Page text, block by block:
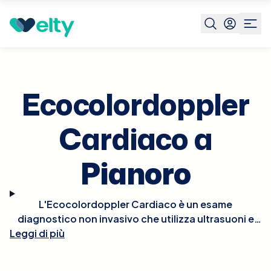
Prenota visita Pianoro
Ecocolordoppler
Cardiaco a
Pianoro
L'Ecocolordoppler Cardiaco è un esame
diagnostico non invasivo che utilizza ultrasuoni e
tecnologia Doppler per visualizzare in tempo reale le
Leggi di più